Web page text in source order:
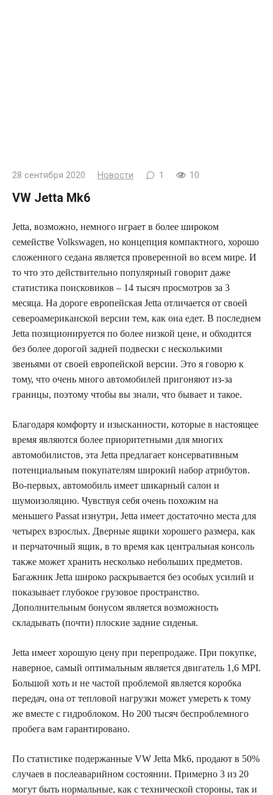
28 сентября 2020 Новости 1 10
VW Jetta Mk6
Jetta, возможно, немного играет в более широком
семействе Volkswagen, но концепция компактного, хорошо
сложенного седана является проверенной во всем мире. И
то что это действительно популярный говорит даже
статистика поисковиков – 14 тысяч просмотров за 3
месяца. На дороге европейская Jetta отличается от своей
североамериканской версии тем, как она едет. В последнем
Jetta позиционируется по более низкой цене, и обходится
без более дорогой задней подвески с несколькими
звеньями от своей европейской версии. Это я говорю к
тому, что очень много автомобилей пригоняют из-за
границы, поэтому чтобы вы знали, что бывает и такое.
Благодаря комфорту и изысканности, которые в настоящее
время являются более приоритетными для многих
автомобилистов, эта Jetta предлагает консервативным
потенциальным покупателям широкий набор атрибутов.
Во-первых, автомобиль имеет шикарный салон и
шумоизоляцию. Чувствуя себя очень похожим на
меньшего Passat изнутри, Jetta имеет достаточно места для
четырех взрослых. Дверные ящики хорошего размера, как
и перчаточный ящик, в то время как центральная консоль
также может хранить несколько небольших предметов.
Багажник Jetta широко раскрывается без особых усилий и
показывает глубокое грузовое пространство.
Дополнительным бонусом является возможность
складывать (почти) плоские задние сиденья.
Jetta имеет хорошую цену при перепродаже. При покупке,
наверное, самый оптимальным является двигатель 1,6 МРІ.
Большой хоть и не частой проблемой является коробка
передач, она от тепловой нагрузки может умереть к тому
же вместе с гидроблоком. Но 200 тысяч беспроблемного
пробега вам гарантировано.
По статистике подержанные VW Jetta Mk6, продают в 50%
случаев в послеаварийном состоянии. Примерно 3 из 20
могут быть нормальные, как с технической стороны, так и